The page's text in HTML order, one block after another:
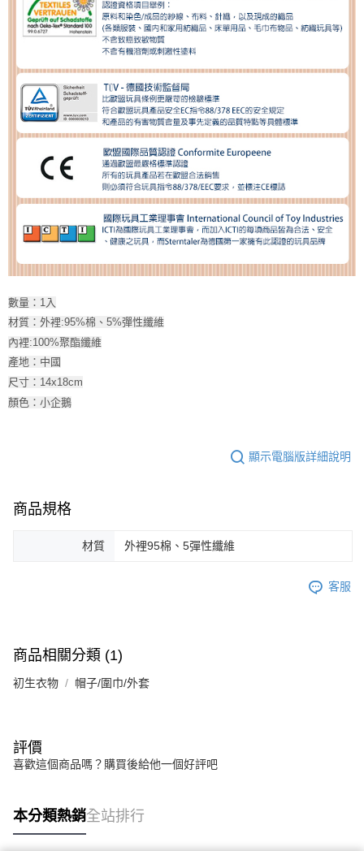
數量：1入
材質：外裡:95%棉、5%彈性纖維
內裡:100%聚酯纖維
產地：中國
尺寸：14x18cm
顏色：小企鵝
顯示電腦版詳細說明
商品規格
材質 外裡95棉、5彈性纖維
客服
商品相關分類 (1)
初生衣物 帽子/圍巾/外套
評價
喜歡這個商品嗎？購買後給他一個好評吧
本分類熱銷全站排行